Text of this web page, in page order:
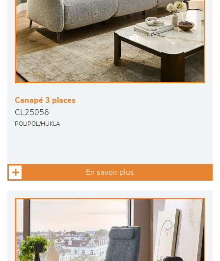
Canapé 3 places
CL25056
POLIPOL/HUKLA
En savoir plus